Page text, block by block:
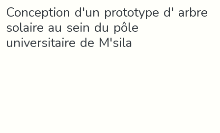
Conception d'un prototype d' arbre
solaire au sein du pôle
universitaire de M'sila